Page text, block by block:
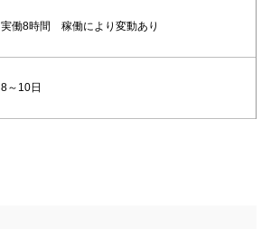
実働8時間 稼働により変動あり
8～10日